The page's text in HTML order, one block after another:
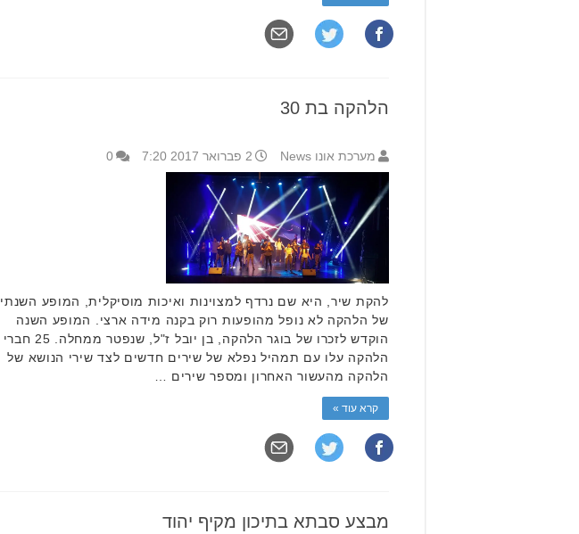
הלהקה בת 30
מערכת אונו News 2 פברואר 2017 7:20 0
להקת שיר, היא שם נרדף למצוינות ואיכות מוסיקלית, המופע השנתי
של הלהקה לא נופל מהופעות רוק בקנה מידה ארצי. המופע השנה
הוקדש לזכרו של בוגר הלהקה, בן יובל ז"ל, שנפטר ממחלה. 25 חברי
הלהקה עלו עם תמהיל נפלא של שירים חדשים לצד שירי הנושא של
הלהקה מהעשור האחרון ומספר שירים …
קרא עוד »
מבצע סבתא בתיכון מקיף יהוד